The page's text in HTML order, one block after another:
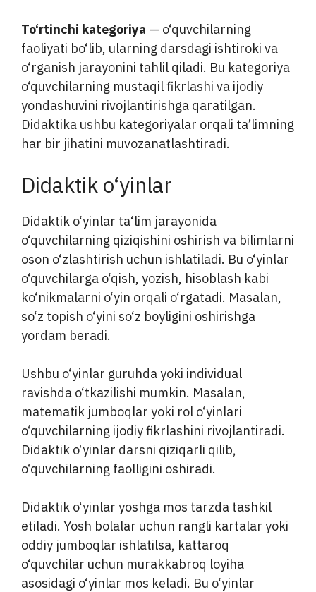
To‘rtinchi kategoriya — o‘quvchilarning
faoliyati bo‘lib, ularning darsdagi ishtiroki va
o‘rganish jarayonini tahlil qiladi. Bu kategoriya
o‘quvchilarning mustaqil fikrlashi va ijodiy
yondashuvini rivojlantirishga qaratilgan.
Didaktika ushbu kategoriyalar orqali ta’limning
har bir jihatini muvozanatlashtiradi.
Didaktik o‘yinlar
Didaktik o‘yinlar ta‘lim jarayonida
o‘quvchilarning qiziqishini oshirish va bilimlarni
oson o‘zlashtirish uchun ishlatiladi. Bu o‘yinlar
o‘quvchilarga o‘qish, yozish, hisoblash kabi
ko‘nikmalarni o‘yin orqali o‘rgatadi. Masalan,
so‘z topish o‘yini so‘z boyligini oshirishga
yordam beradi.
Ushbu o‘yinlar guruhda yoki individual
ravishda o‘tkazilishi mumkin. Masalan,
matematik jumboqlar yoki rol o‘yinlari
o‘quvchilarning ijodiy fikrlashini rivojlantiradi.
Didaktik o‘yinlar darsni qiziqarli qilib,
o‘quvchilarning faolligini oshiradi.
Didaktik o‘yinlar yoshga mos tarzda tashkil
etiladi. Yosh bolalar uchun rangli kartalar yoki
oddiy jumboqlar ishlatilsa, kattaroq
o‘quvchilar uchun murakkabroq loyiha
asosidagi o‘yinlar mos keladi. Bu o‘yinlar